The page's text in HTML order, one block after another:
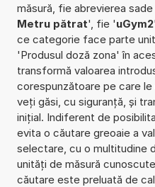
măsură, fie abrevierea
Metru pătrat', fie 'uGym2
ce categorie face parte
'Produsul doză zona' în
transformă valoarea
corespunzătoare pe care
veți găsi, cu siguranță, și
inițial. Indiferent de
evita o căutare greoaie a
selectare, cu o multitudine
unități de măsură
căutare este preluată de